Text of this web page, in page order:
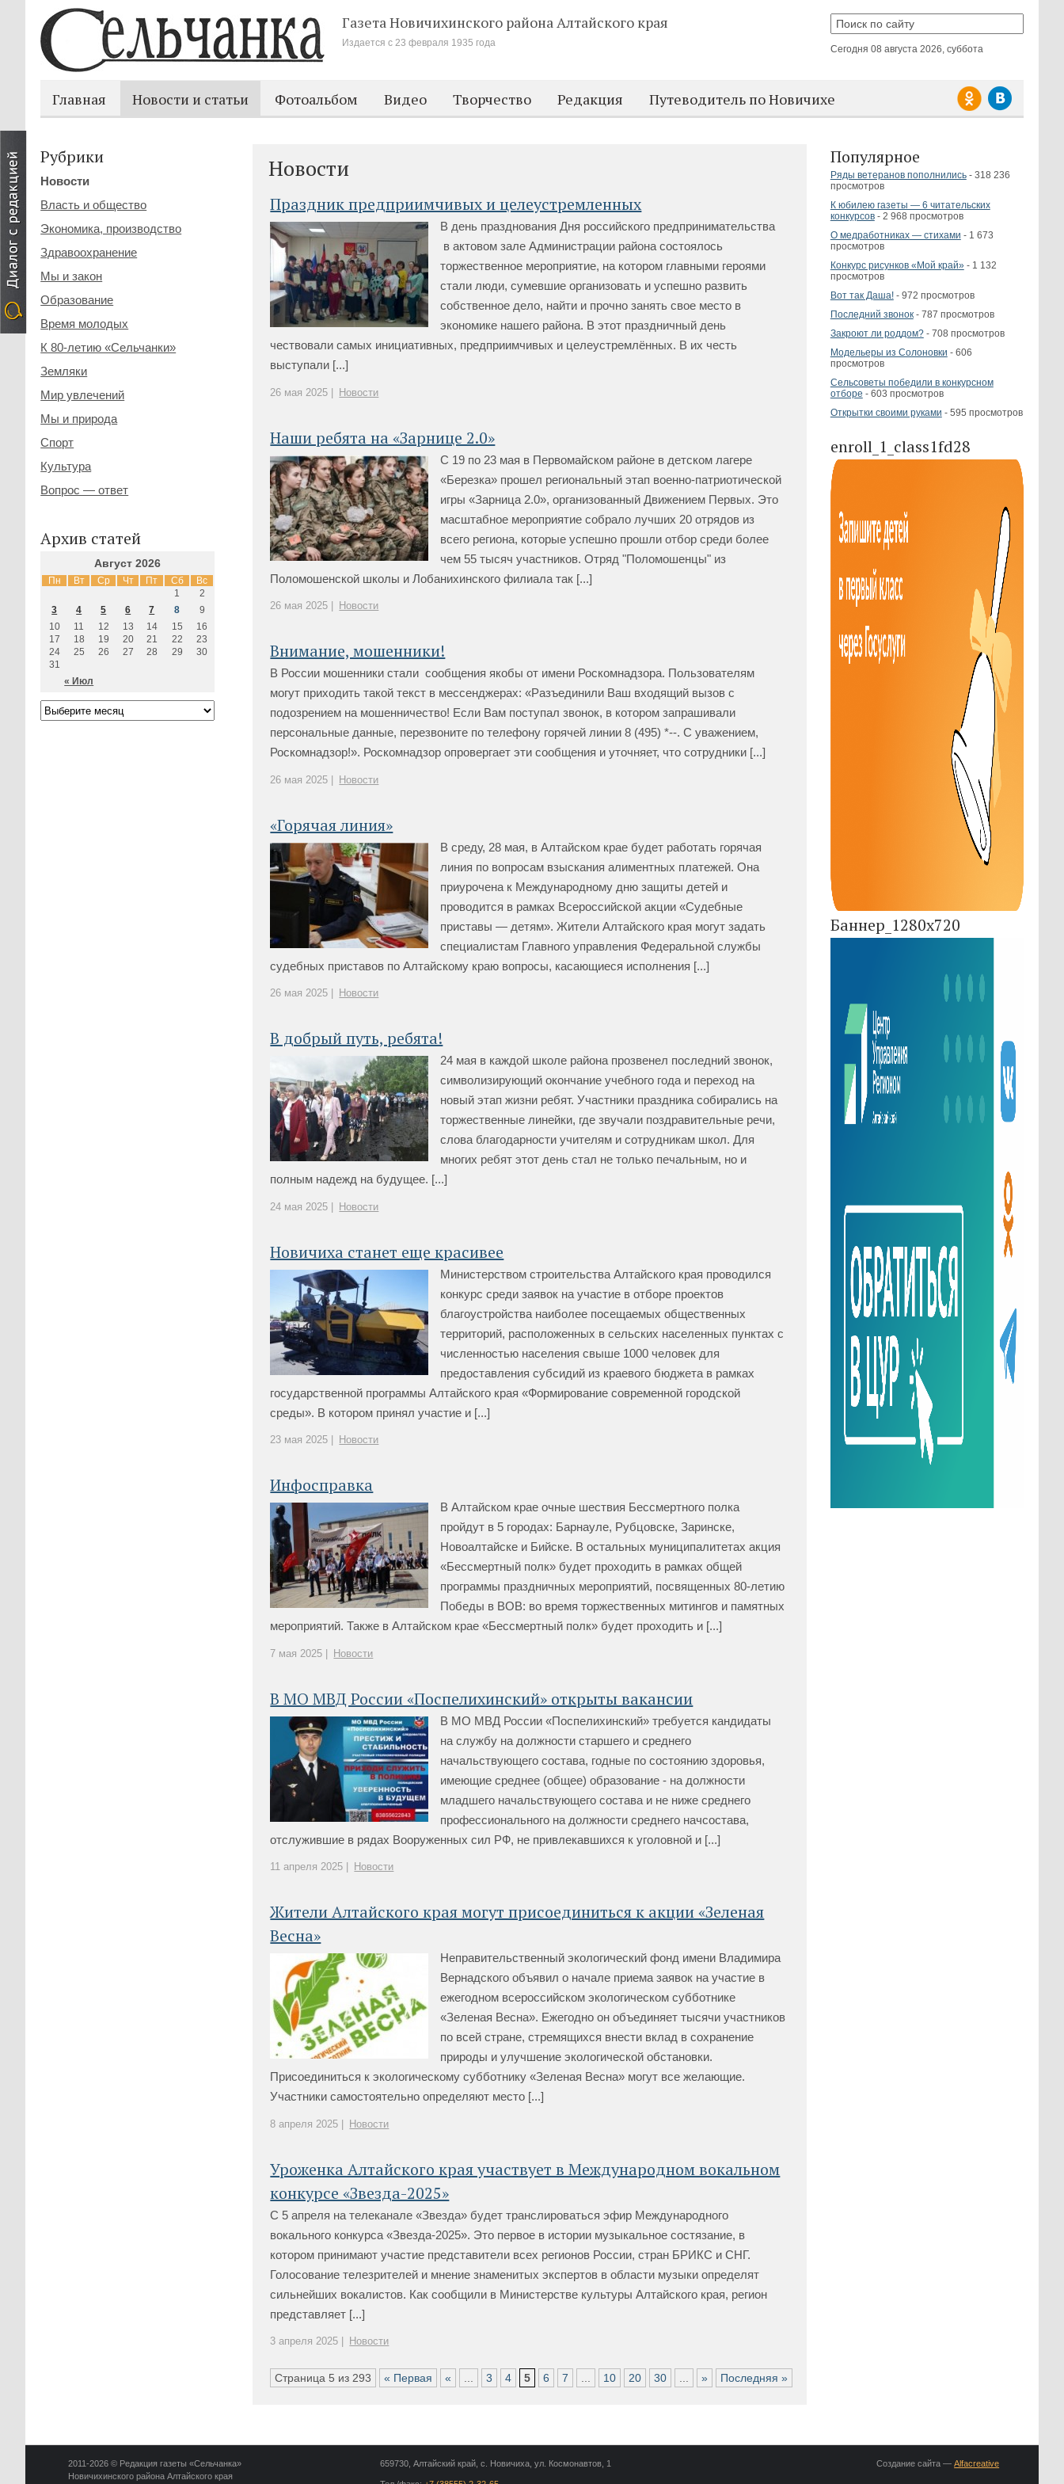
Газета Новичихинского районаАлтайского края
Издается с 23 февраля 1935 года
Сегодня 08 августа 2026, суббота
Главная Новости и статьи Фотоальбом Видео Творчество Редакция Путеводитель по Новичихе
Популярное
Ряды ветеранов пополнились- 318 236
просмотров
К юбилею газеты — 6 читательских
конкурсов- 2 968 просмотров
О медработниках — стихами - 1 673
просмотров
Конкурс рисунков «Мой край»- 1 132
просмотров
Вот так Даша!- 972 просмотров
Последний звонок- 787 просмотров
Закроют ли роддом?- 708 просмотров
Модельеры из Солоновки - 606
просмотров
Сельсоветы победили в конкурсном
отборе - 603 просмотров
Открытки своими руками - 595 просмотров
enroll_1_class1fd28
Баннер_1280x720
Новости
Праздник предприимчивых и целеустремленных
В день празднования Дня российского предпринимательства
в актовом зале Администрации района состоялось
торжественное мероприятие, на котором главными героями
стали люди, сумевшие организовать и успешно развить
собственное дело, найти и прочно занять свое место в
экономике нашего района. В этот праздничный день
чествовали самых инициативных, предприимчивых и целеустремлённых. В их честь
выступали [...]
26 мая 2025 | Новости
Наши ребята на «Зарнице 2.0»
С 19 по 23 мая в Первомайском районе в детском лагере
«Березка» прошел региональный этап военно-патриотической
игры «Зарница 2.0», организованный Движением Первых. Это
масштабное мероприятие собрало лучших 20 отрядов из
всего региона, которые успешно прошли отбор среди более
чем 55 тысяч участников. Отряд "Поломошенцы" из
Поломошенской школы и Лобанихинского филиала так [...]
26 мая 2025 | Новости
Внимание, мошенники!
В России мошенники стали сообщения якобы от имени Роскомнадзора. Пользователям
могут приходить такой текст в мессенджерах: «Разъединили Ваш входящий вызов с
подозрением на мошенничество! Если Вам поступал звонок, в котором запрашивали
персональные данные, перезвоните по телефону горячей линии 8 (495) *--. С уважением,
Роскомнадзор!». Роскомнадзор опровергает эти сообщения и уточняет, что сотрудники [...]
26 мая 2025 | Новости
«Горячая линия»
В среду, 28 мая, в Алтайском крае будет работать горячая
линия по вопросам взыскания алиментных платежей. Она
приурочена к Международному дню защиты детей и
проводится в рамках Всероссийской акции «Судебные
приставы — детям». Жители Алтайского края могут задать
специалистам Главного управления Федеральной службы
судебных приставов по Алтайскому краю вопросы, касающиеся исполнения [...]
26 мая 2025 | Новости
В добрый путь, ребята!
24 мая в каждой школе района прозвенел последний звонок,
символизирующий окончание учебного года и переход на
новый этап жизни ребят. Участники праздника собирались на
торжественные линейки, где звучали поздравительные речи,
слова благодарности учителям и сотрудникам школ. Для
многих ребят этот день стал не только печальным, но и
полным надежд на будущее. [...]
24 мая 2025 | Новости
Новичиха станет еще красивее
Министерством строительства Алтайского края проводился
конкурс среди заявок на участие в отборе проектов
благоустройства наиболее посещаемых общественных
территорий, расположенных в сельских населенных пунктах с
численностью населения свыше 1000 человек для
предоставления субсидий из краевого бюджета в рамках
государственной программы Алтайского края «Формирование современной городской
среды». В котором принял участие и [...]
23 мая 2025 | Новости
Инфосправка
В Алтайском крае очные шествия Бессмертного полка
пройдут в 5 городах: Барнауле, Рубцовске, Заринске,
Новоалтайске и Бийске. В остальных муниципалитетах акция
«Бессмертный полк» будет проходить в рамках общей
программы праздничных мероприятий, посвященных 80-летию
Победы в ВОВ: во время торжественных митингов и памятных
мероприятий. Также в Алтайском крае «Бессмертный полк» будет проходить и [...]
7 мая 2025 | Новости
В МО МВД России «Поспелихинский» открыты вакансии
В МО МВД России «Поспелихинский» требуется кандидаты
на службу на должности старшего и среднего
начальствующего состава, годные по состоянию здоровья,
имеющие среднее (общее) образование - на должности
младшего начальствующего состава и не ниже среднего
профессионального на должности среднего начсостава,
отслужившие в рядах Вооруженных сил РФ, не привлекавшихся к уголовной и [...]
11 апреля 2025 | Новости
Жители Алтайского края могут присоединиться к акции «Зеленая
Весна»
Неправительственный экологический фонд имени Владимира
Вернадского объявил о начале приема заявок на участие в
ежегодном всероссийском экологическом субботнике
«Зеленая Весна». Ежегодно он объединяет тысячи участников
по всей стране, стремящихся внести вклад в сохранение
природы и улучшение экологической обстановки.
Присоединиться к экологическому субботнику «Зеленая Весна» могут все желающие.
Участники самостоятельно определяют место [...]
8 апреля 2025 | Новости
Уроженка Алтайского края участвует в Международном вокальном
конкурсе «Звезда-2025»
С 5 апреля на телеканале «Звезда» будет транслироваться эфир Международного
вокального конкурса «Звезда-2025». Это первое в истории музыкальное состязание, в
котором принимают участие представители всех регионов России, стран БРИКС и СНГ.
Голосование телезрителей и мнение знаменитых экспертов в области музыки определят
сильнейших вокалистов. Как сообщили в Министерстве культуры Алтайского края, регион
представляет [...]
3 апреля 2025 | Новости
Страница 5 из 293 « Первая « ... 3 4 5 6 7 ... 10 20 30 ... » Последняя »
Рубрики
Новости
Власть и общество
Экономика, производство
Здравоохранение
Мы и закон
Образование
Время молодых
К 80-летию «Сельчанки»
Земляки
Мир увлечений
Мы и природа
Спорт
Культура
Вопрос — ответ
Архив статей
Август 2026
Пн Вт Ср Чт Пт Сб Вс
« Июл
1
2
3
4 5 6 7 8
9
10
11 12 13 14 15
16
17
18 19 20 21 22
23
24
25 26 27 28 29
30
31
Создание сайта —Alfacreative
659730, Алтайский край, с. Новичиха, ул. Космонавтов, 1
2011-2026 © Редакция газеты «Сельчанка»
Новичихинского района Алтайского края